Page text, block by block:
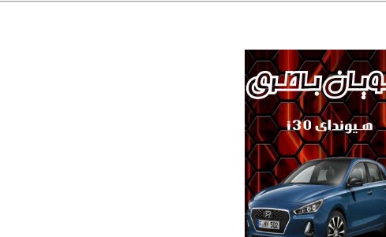
کیا
جک KMC/JAC
بهمن موتور
پارس خودرو
لیفان
جیلی
70 امپر بلند L
برلیانس
70 امپر بلندR
74 امپر